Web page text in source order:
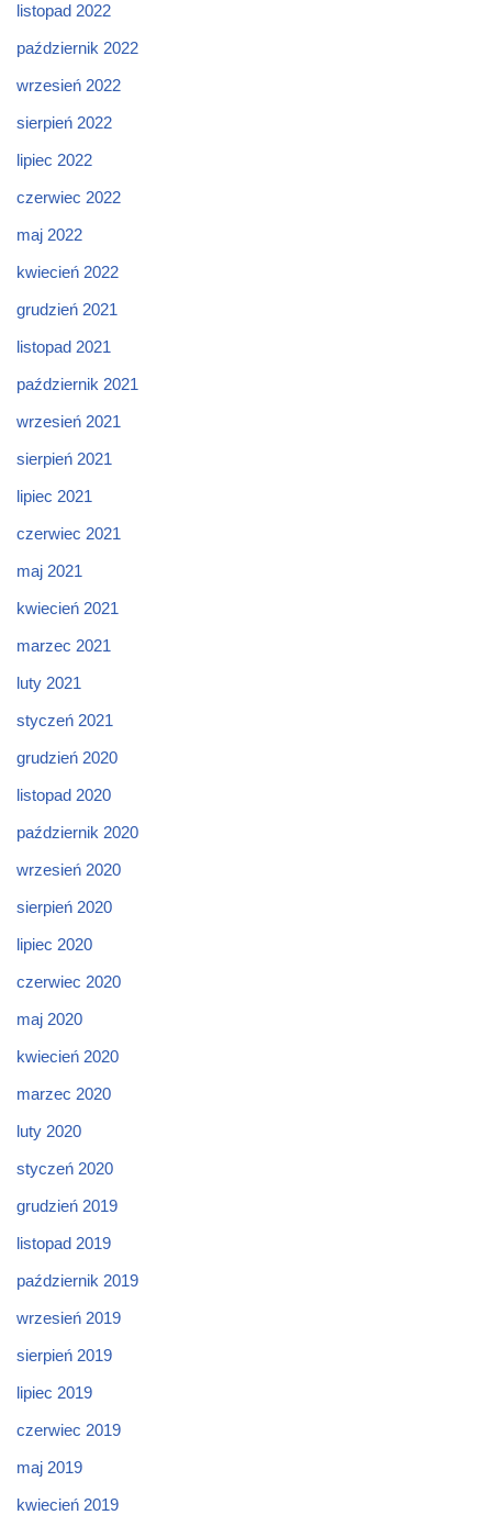
listopad 2022
październik 2022
wrzesień 2022
sierpień 2022
lipiec 2022
czerwiec 2022
maj 2022
kwiecień 2022
grudzień 2021
listopad 2021
październik 2021
wrzesień 2021
sierpień 2021
lipiec 2021
czerwiec 2021
maj 2021
kwiecień 2021
marzec 2021
luty 2021
styczeń 2021
grudzień 2020
listopad 2020
październik 2020
wrzesień 2020
sierpień 2020
lipiec 2020
czerwiec 2020
maj 2020
kwiecień 2020
marzec 2020
luty 2020
styczeń 2020
grudzień 2019
listopad 2019
październik 2019
wrzesień 2019
sierpień 2019
lipiec 2019
czerwiec 2019
maj 2019
kwiecień 2019